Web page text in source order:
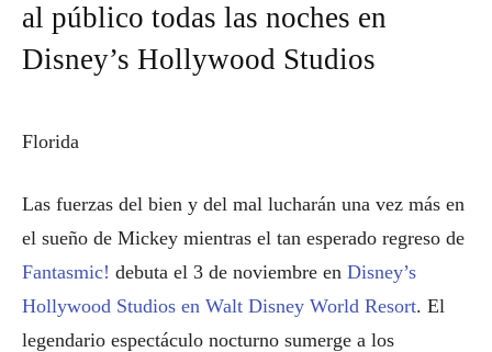
al público todas las noches en
Disney’s Hollywood Studios
Florida
Las fuerzas del bien y del mal lucharán una vez más en
el sueño de Mickey mientras el tan esperado regreso de
Fantasmic! debuta el 3 de noviembre en Disney’s
Hollywood Studios en Walt Disney World Resort. El
legendario espectáculo nocturno sumerge a los